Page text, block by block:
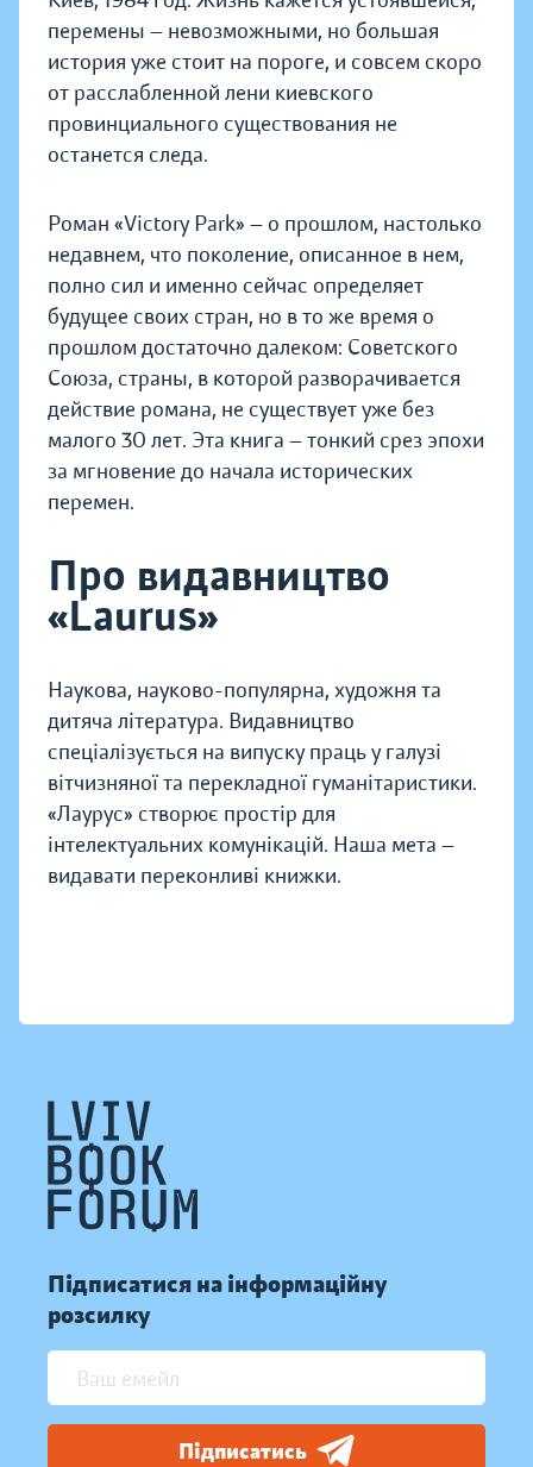
перемены — невозможными, но большая
история уже стоит на пороге, и совсем скоро
от расслабленной лени киевского
провинциального существования не
останется следа.
Роман «Victory Park» — о прошлом, настолько
недавнем, что поколение, описанное в нем,
полно сил и именно сейчас определяет
будущее своих стран, но в то же время о
прошлом достаточно далеком: Советского
Союза, страны, в которой разворачивается
действие романа, не существует уже без
малого 30 лет. Эта книга — тонкий срез эпохи
за мгновение до начала исторических
перемен.
Про видавництво
«Laurus»
Наукова, науково-популярна, художня та
дитяча література. Видавництво
спеціалізується на випуску праць у галузі
вітчизняної та перекладної гуманітаристики.
«Лаурус» створює простір для
інтелектуальних комунікацій. Наша мета —
видавати переконливі книжки.
Підписатися на інформаційну
розсилку
Підписатись